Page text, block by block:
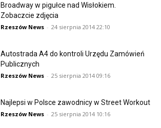
Broadway w pigułce nad Wisłokiem.
Zobaczcie zdjęcia
Rzeszów News - 24 sierpnia 2014 22:10
Autostrada A4 do kontroli Urzędu Zamówień
Publicznych
Rzeszów News - 25 sierpnia 2014 09:16
Najlepsi w Polsce zawodnicy w Street Workout
Rzeszów News - 25 sierpnia 2014 10:16